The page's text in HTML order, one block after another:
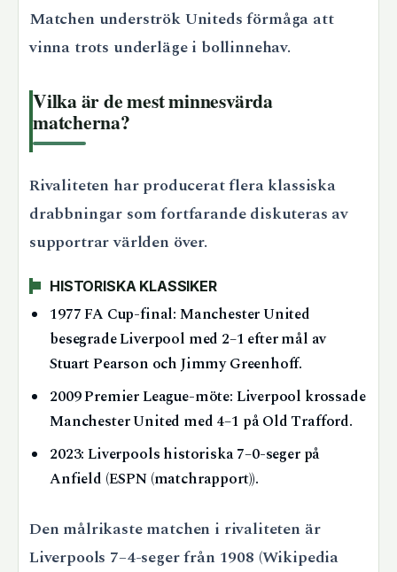
Matchen underströk Uniteds förmåga att
vinna trots underläge i bollinnehav.
Vilka är de mest minnesvärda
matcherna?
Rivaliteten har producerat flera klassiska
drabbningar som fortfarande diskuteras av
supportrar världen över.
HISTORISKA KLASSIKER
1977 FA Cup-final: Manchester United
besegrade Liverpool med 2–1 efter mål av
Stuart Pearson och Jimmy Greenhoff.
2009 Premier League-möte: Liverpool krossade
Manchester United med 4–1 på Old Trafford.
2023: Liverpools historiska 7–0-seger på
Anfield (ESPN (matchrapport)).
Den målrikaste matchen i rivaliteten är
Liverpools 7–4-seger från 1908 (Wikipedia